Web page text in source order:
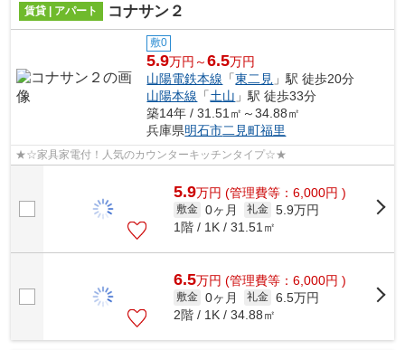
賃貸 | アパート コナサン２
敷0
5.9万円～6.5万円
山陽電鉄本線 「東二見 」駅 徒歩20分
山陽本線 「土山 」駅 徒歩33分
築14年 / 31.51㎡～34.88㎡
兵庫県明石市二見町福里
★☆家具家電付！人気のカウンターキッチンタイプ☆★
5.9万円 (管理費等：6,000円 )
敷金 0ヶ月 礼金 5.9万円
1階 / 1K / 31.51㎡
6.5万円 (管理費等：6,000円 )
敷金 0ヶ月 礼金 6.5万円
2階 / 1K / 34.88㎡